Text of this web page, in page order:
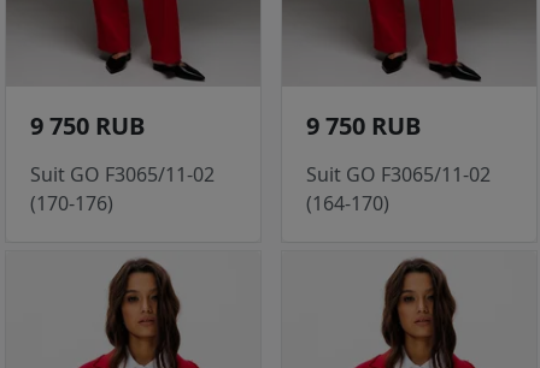
9 750 RUB
Suit GO F3065/11-02
(170-176)
9 750 RUB
Suit GO F3065/11-02
(164-170)